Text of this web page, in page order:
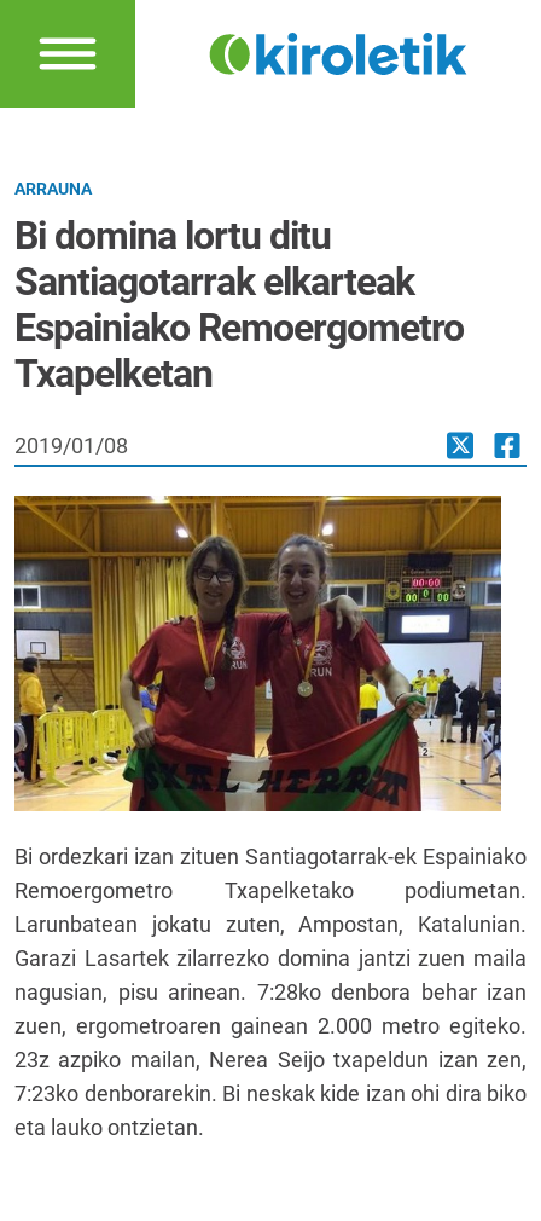
ARRAUNA
Bi domina lortu ditu
Santiagotarrak elkarteak
Espainiako Remoergometro
Txapelketan
2019/01/08
Bi ordezkari izan zituen Santiagotarrak-ek Espainiako
Remoergometro Txapelketako podiumetan.
Larunbatean jokatu zuten, Ampostan, Katalunian.
Garazi Lasartek zilarrezko domina jantzi zuen maila
nagusian, pisu arinean. 7:28ko denbora behar izan
zuen, ergometroaren gainean 2.000 metro egiteko.
23z azpiko mailan, Nerea Seijo txapeldun izan zen,
7:23ko denborarekin. Bi neskak kide izan ohi dira biko
eta lauko ontzietan.